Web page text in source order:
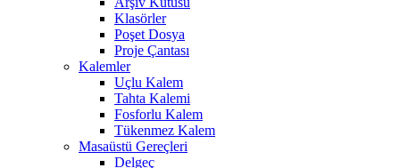
Klasörler
Poşet Dosya
Proje Çantası
Kalemler
Uçlu Kalem
Tahta Kalemi
Fosforlu Kalem
Tükenmez Kalem
Masaüstü Gereçleri
Delgeç